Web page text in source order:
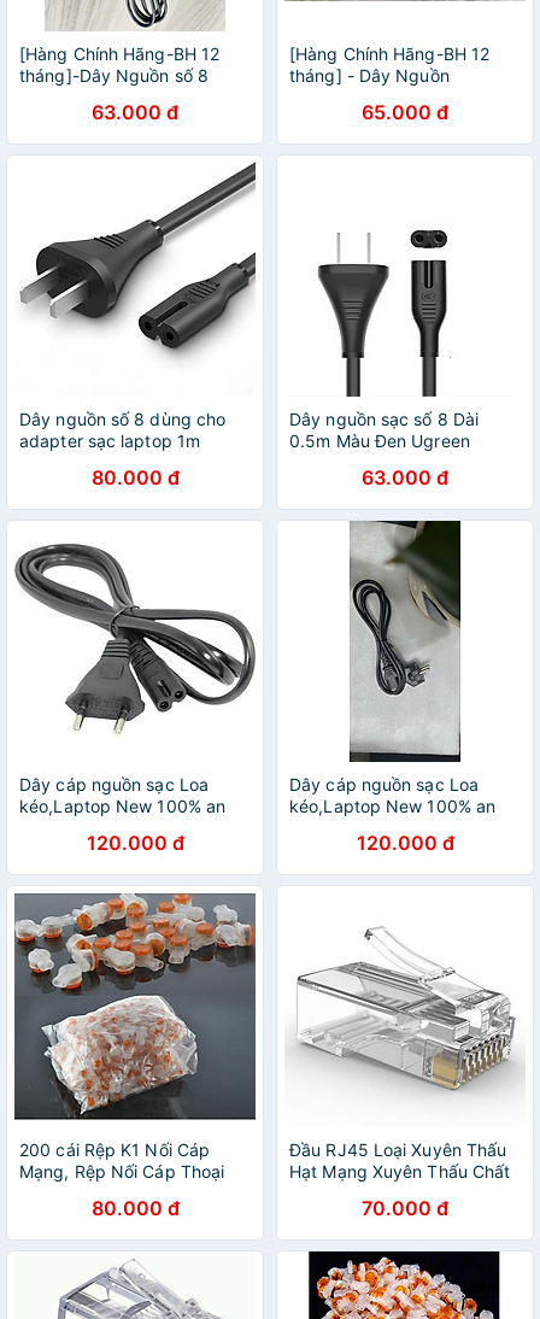
[Hàng Chính Hãng-BH 12
tháng]-Dây Nguồn số 8
1.6m|Chuẩn Châu Âu
63.000 đ
[Hàng Chính Hãng-BH 12
tháng] - Dây Nguồn
2x0.5mm² | 2.5A – 250V -
dài 1.2m
65.000 đ
Dây nguồn số 8 dùng cho
adapter sạc laptop 1m
Hàng chính hãng
80.000 đ
Dây nguồn sạc số 8 Dài
0.5m Màu Đen Ugreen
chính hãng63.000 đ
Dây cáp nguồn sạc Loa
kéo,Laptop New 100% an
120.000 đ
Dây cáp nguồn sạc Loa
kéo,Laptop New 100% an
120.000 đ
200 cái Rệp K1 Nối Cáp
Mạng, Rệp Nối Cáp Thoại
80.000 đ
Đầu RJ45 Loại Xuyên Thấu
Hạt Mạng Xuyên Thấu Chất
70.000 đ